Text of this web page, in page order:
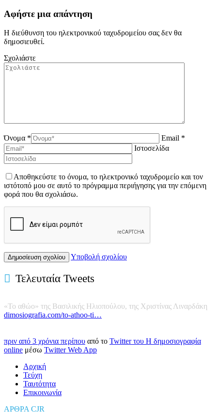
Αφήστε μια απάντηση
Η διεύθυνση του ηλεκτρονικού ταχυδρομείου σας δεν θα
δημοσιευθεί.
Σχολιάστε
Όνομα *
Email *
Ιστοσελίδα
Αποθηκεύστε το όνομα, το ηλεκτρονικό ταχυδρομείο και τον
ιστότοπό μου σε αυτό το πρόγραμμα περιήγησης για την επόμενη
φορά που θα σχολιάσω.
Υποβολή σχολίου
Τελευταία Tweets
«Το αθώο» της Βασιλικής Ηλιοπούλου, της Χριστίνας Λιναρδάκη
dimosiografia.com/to-athoo-ti…
πριν από 3 χρόνια περίπου από το Twitter του Η δημοσιογραφία
online μέσω Twitter Web App
Αρχική
Τεύχη
Ταυτότητα
Επικοινωνία
ΑΡΘΡΑ CJR